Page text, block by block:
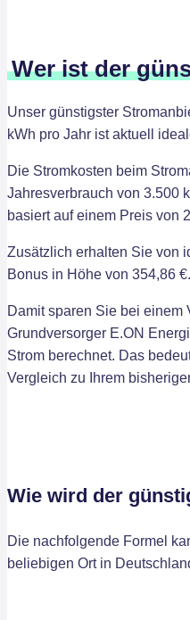
Wer ist der
Unser günstigster
kWh pro Jahr ist aktuell
Die Stromkosten beim
Jahresverbrauch von 3.500
basiert auf einem Preis von
Zusätzlich erhalten Sie von
Bonus in Höhe von 354,86 €.
Damit sparen Sie bei einem
Grundversorger E.ON
Strom berechnet. Das
Vergleich zu Ihrem
Wie wird der
Die nachfolgende Formel
beliebigen Ort in